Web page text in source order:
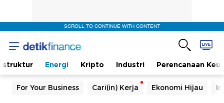
SCROLL TO CONTINUE WITH CONTENT
Energi Kripto Industri Perencanaan
For Your Business Cari(in) Kerja Ekonomi Hijau